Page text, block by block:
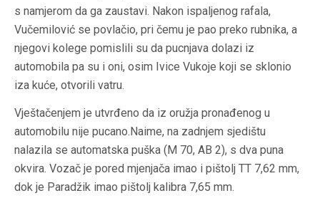
s namjerom da ga zaustavi. Nakon ispaljenog rafala,
Vučemilović se povlačio, pri čemu je pao preko rubnika, a
njegovi kolege pomislili su da pucnjava dolazi iz
automobila pa su i oni, osim Ivice Vukoje koji se sklonio
iza kuće, otvorili vatru.
Vještačenjem je utvrđeno da iz oružja pronađenog u
automobilu nije pucano.Naime, na zadnjem sjedištu
nalazila se automatska puška (M 70, AB 2), s dva puna
okvira. Vozač je pored mjenjača imao i pištolj TT 7,62 mm,
dok je Paradžik imao pištolj kalibra 7,65 mm.